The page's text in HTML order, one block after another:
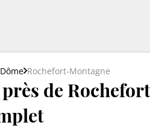
Rochefort-Montagne
de